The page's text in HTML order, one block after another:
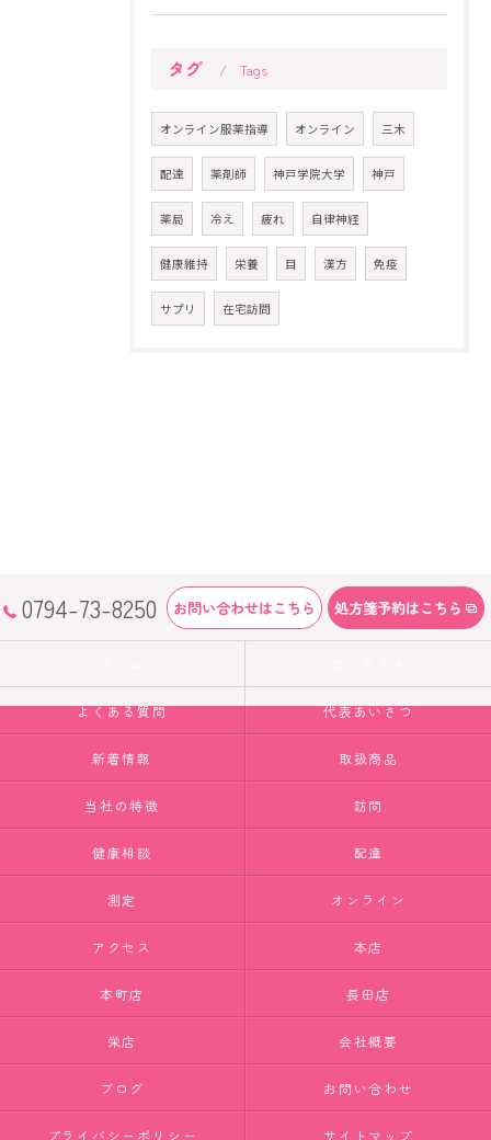
タグ Tags
オンライン服薬指導 オンライン 三木
配達 薬剤師 神戸学院大学 神戸
薬局 冷え 疲れ 自律神経
健康維持 栄養 目 漢方 免疫
サプリ 在宅訪問
0794-73-8250 お問い合わせはこちら 処方箋予約はこちら
よくある質問 代表あいさつ
新着情報 取扱商品
当社の特徴 訪問
健康相談 配達
測定 オンライン
アクセス 本店
本町店 長田店
栄店 会社概要
ブログ お問い合わせ
プライバシーポリシー サイトマップ